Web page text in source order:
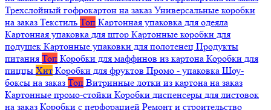
Трехслойный гофрокартон на заказ Универсальные коробки
на заказ Текстиль Топ Картонная упаковка для одеяла
Картонная упаковка для штор Картонные коробки для
подушек Картонные упаковки для полотенец Продукты
питания Топ Коробки для маффинов из картона Коробки для
пиццы Хит Коробки для фруктов Промо - упаковка Шоу-
боксы на заказ Топ Витринные лотки из картона на заказ
Картонные промо-стойки Коробки диспенсеры для листовок
на заказ Коробки с перфорацией Ремонт и строительство